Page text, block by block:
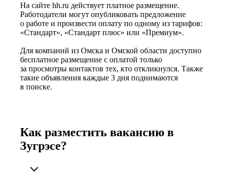
На сайте hh.ru действует платное размещение.
Работодатели могут опубликовать предложение
о работе и произвести оплату по одному из тарифов:
«Стандарт», «Стандарт плюс» или «Премиум».
Для компаний из Омска и Омской области доступно
бесплатное размещение с оплатой только
за просмотры контактов тех, кто откликнулся. Также
такие объявления каждые 3 дня поднимаются
в поиске.
Как разместить вакансию в
Зугрэсе?